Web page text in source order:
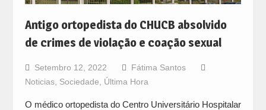
Antigo ortopedista do CHUCB absolvido
de crimes de violação e coação sexual
Setembro 12, 2022
Fátima Santos
Noticias, Sociedade Última Hora
O médico ortopedista do Centro Universitário Hospitalar